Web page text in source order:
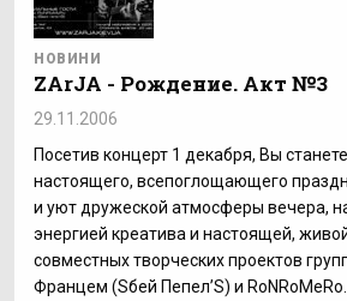
НОВИНИ
ZArJA - Рождение. Акт №3
29.11.2006
Посетив концерт 1 декабря, Вы
настоящего, всепоглощающего
и уют дружеской атмосферы вечера,
энергией креатива и настоящей,
совместных творческих проектов
Францем (Sбей Пепел’S) и RoNRoMeRo.